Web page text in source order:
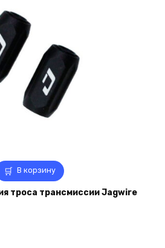
В корзину
троса трансмиссии Jagwire